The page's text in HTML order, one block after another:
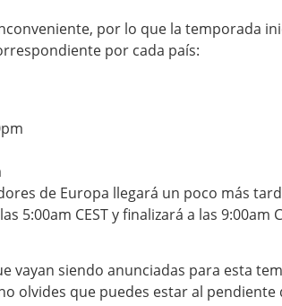
por lo que la temporada
por cada país:
de Europa llegará un poco más
5:00am CEST y finalizará a las 9:00am
vayan siendo anunciadas para esta
olvides que puedes estar al pendiente